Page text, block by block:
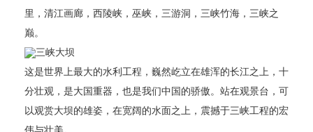
里，清江画廊，西陵峡，巫峡，三游洞，三峡竹海，三峡之
巅。
三峡大坝
这是世界上最大的水利工程，巍然屹立在雄浑的长江之上，十
分壮观，是大国重器，也是我们中国的骄傲。站在观景台，可
以观赏大坝的雄姿，在宽阔的水面之上，震撼于三峡工程的宏